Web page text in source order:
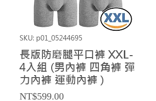
SKU: p01_05244695
長版防磨腿平口褲 XXL-
4入組 (男內褲 四角褲 彈
力內褲 運動內褲 )
NT$599.00Price